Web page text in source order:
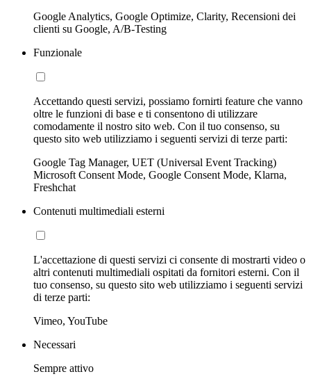
Google Analytics, Google Optimize, Clarity, Recensioni dei
clienti su Google, A/B-Testing
Funzionale
Accettando questi servizi, possiamo fornirti feature che vanno
oltre le funzioni di base e ti consentono di utilizzare
comodamente il nostro sito web. Con il tuo consenso, su
questo sito web utilizziamo i seguenti servizi di terze parti:
Google Tag Manager, UET (Universal Event Tracking)
Microsoft Consent Mode, Google Consent Mode, Klarna,
Freshchat
Contenuti multimediali esterni
L'accettazione di questi servizi ci consente di mostrarti video o
altri contenuti multimediali ospitati da fornitori esterni. Con il
tuo consenso, su questo sito web utilizziamo i seguenti servizi
di terze parti:
Vimeo, YouTube
Necessari
Sempre attivo